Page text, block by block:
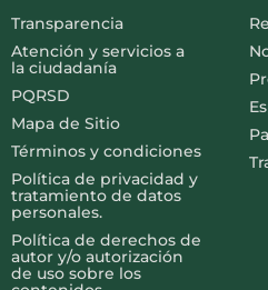
Transparencia
Atención y servicios a
la ciudadanía
PQRSD
Mapa de Sitio
Términos y condiciones
Política de privacidad y
tratamiento de datos
personales.
Política de derechos de
autor y/o autorización
de uso sobre los